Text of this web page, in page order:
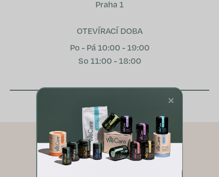
Praha 1
OTEVÍRACÍ DOBA
Po - Pá 10:00 - 19:00
So 11:00 - 18:00
OZVĚTE SE NÁM
×